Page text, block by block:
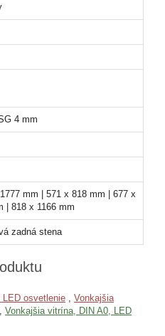
4 mm
mm | 571 x 818 mm | 677 x
| 818 x 1166 mm
zadná stena
osvetlenie
Vonkajšia
Vonkajšia vitrína, DIN A0, LED